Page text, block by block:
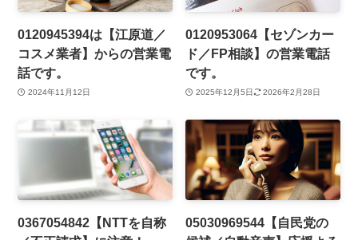
0120945394は【江原道／
コスメ業者】からの営業電
話です。
2024年11月12日
0120953064【セゾンカー
ド／FP相談】の営業電話
です。
2025年12月5日 2026年2月28日
0367054842【NTTを自称
05030969544【自民党の